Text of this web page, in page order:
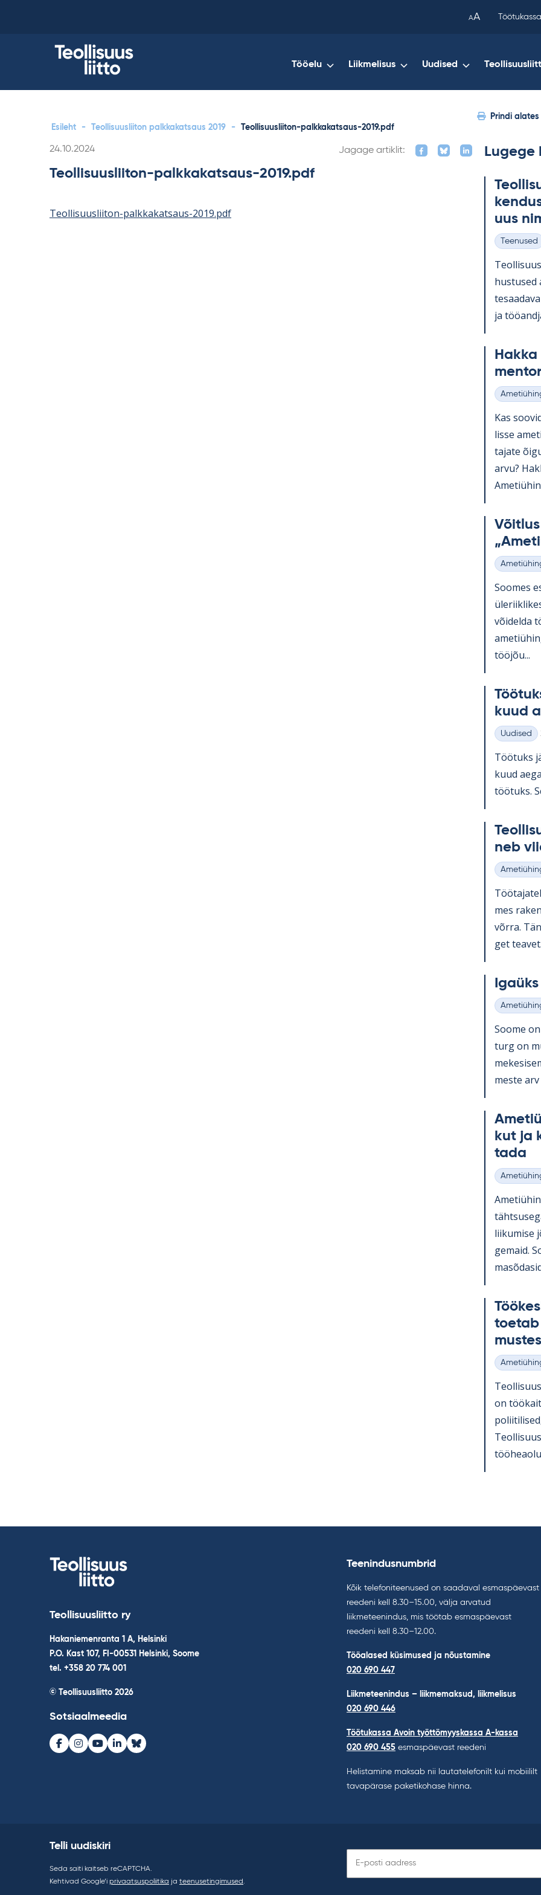
AA
Tööelu Liikmelisus Uudised
Esileht - Teollisuusliiton palkkakatsaus 2019 - Teollisuusliiton-palkkakatsaus-2019.pdf
Prindi alates
Kirjoitettu
24.10.2024 Jagage artiklit:
Teollisuusliiton-palkkakatsaus-2019.pdf
Teollisuusliiton-palkkakatsaus-2019.pdf
Lugege
uus
Kategooriad
Teenused
hus­tused
ja
Kategooriad
Kas
lisse
ta­jate
arvu?
Kategooriad
Soo­mes
või­delda
tööjõu...
kuud
Kategooriad
Uudised
Töö­tuks
kuud
töö­tuks.
neb
Kategooriad
mes
võrra.
get
Kategooriad
Soome
turg on
meste
kut ja
tada
Kategooriad
lii­ku­mise
ge­maid.
mus­tes
Kategooriad
on
your
clipboard.)
Teollisuusliitto ry
Hakaniemenranta 1 A, Helsinki
P.O. Kast 107, FI-00531 Helsinki, Soome
tel. +358 20 774 001
© Teollisuusliitto 2026
Sotsiaalmeedia
Facebook
Instagram
Youtube
LinkedInBluesky
Teenindusnumbrid
Kõik telefoniteenused on saadaval esmaspäevast
reedeni kell 8.30–15.00, välja arvatud
liikmeteenindus, mis töötab esmaspäevast
reedeni kell 8.30–12.00.
Tööalased küsimused ja nõustamine
020 690 447
Liikmeteenindus – liikmemaksud, liikmelisus
020 690 446
Töötukassa Avoin työttömyyskassa A-kassa
020 690 455 esmaspäevast reedeni
Helistamine maksab nii lautatelefonilt kui mobiililt
tavapärase paketikohase hinna.
Telli uudiskiri
Seda saiti kaitseb reCAPTCHA.
Kehtivad Google’i privaatsuspoliitika ja teenusetingimused .